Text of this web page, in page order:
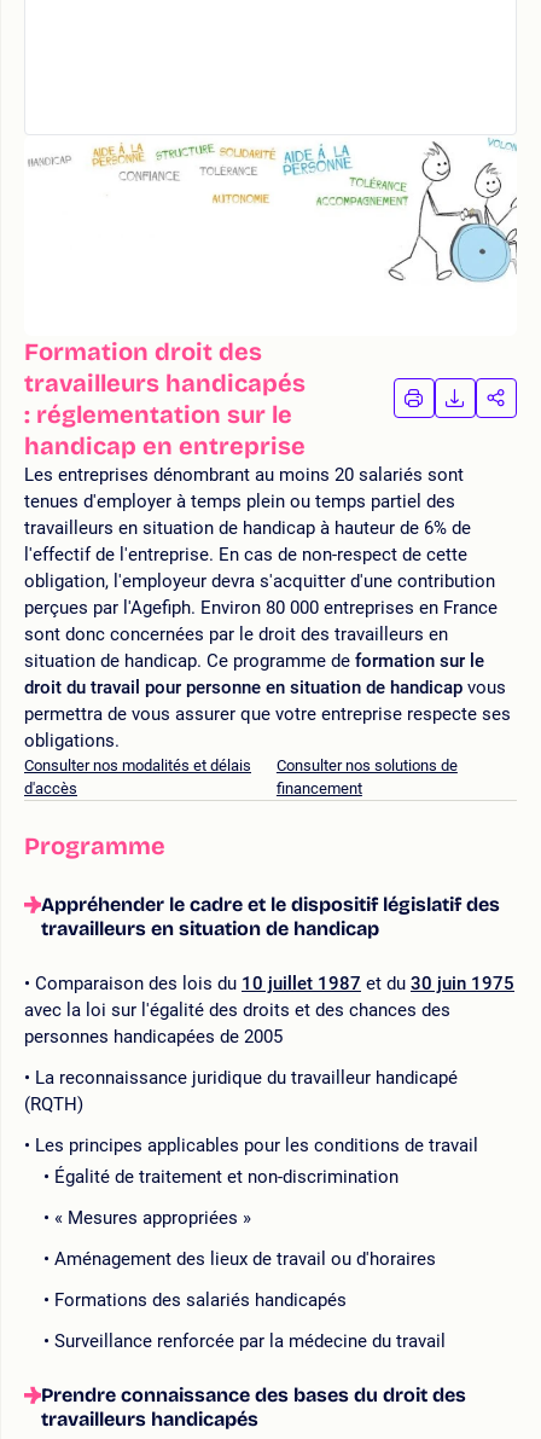
Formation droit des
travailleurs handicapés
: réglementation sur le
handicap en entreprise
IMPRIMER
LA
LA
Les entreprises dénombrant au moins 20 salariés sont
tenues d'employer à temps plein ou temps partiel des
travailleurs en situation de handicap à hauteur de 6% de
l'effectif de l'entreprise. En cas de non-respect de cette
obligation, l'employeur devra s'acquitter d'une contribution
perçues par l'Agefiph. Environ 80 000 entreprises en France
sont donc concernées par le droit des travailleurs en
situation de handicap. Ce programme de formation sur le
droit du travail pour personne en situation de handicap vous
permettra de vous assurer que votre entreprise respecte ses
obligations.
Consulter nos modalités et délais
d'accès
Consulter nos solutions de
financement
Programme
Appréhender le cadre et le dispositif législatif des
travailleurs en situation de handicap
Comparaison des lois du 10 juillet 1987 et du 30 juin 1975
avec la loi sur l'égalité des droits et des chances des
personnes handicapées de 2005
La reconnaissance juridique du travailleur handicapé
(RQTH)
Les principes applicables pour les conditions de travail
Égalité de traitement et non-discrimination
« Mesures appropriées »
Aménagement des lieux de travail ou d'horaires
Formations des salariés handicapés
Surveillance renforcée par la médecine du travail
Prendre connaissance des bases du droit des
travailleurs handicapés